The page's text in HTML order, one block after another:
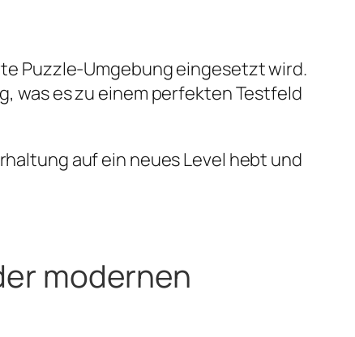
Puzzle-Umgebung eingesetzt wird.
was es zu einem perfekten Testfeld
auf ein neues Level hebt und
modernen